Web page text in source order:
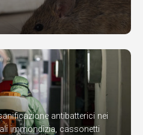
antibatterici nei
immondizia, cassonetti